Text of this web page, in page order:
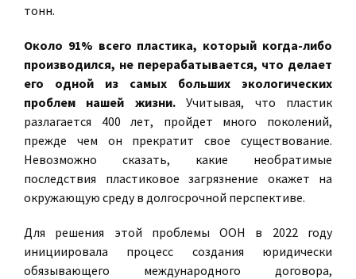
тонн.
Около 91% всего пластика, который когда-либо
производился, не перерабатывается, что делает
его одной из самых больших экологических
проблем нашей жизни.Учитывая, что пластик
разлагается 400 лет, пройдет много поколений,
прежде чем он прекратит свое существование.
Невозможно сказать, какие необратимые
последствия пластиковое загрязнение окажет на
окружающую среду в долгосрочной перспективе.
Для решения этой проблемы ООН в 2022 году
инициировала процесс создания юридически
обязывающего международного договора,